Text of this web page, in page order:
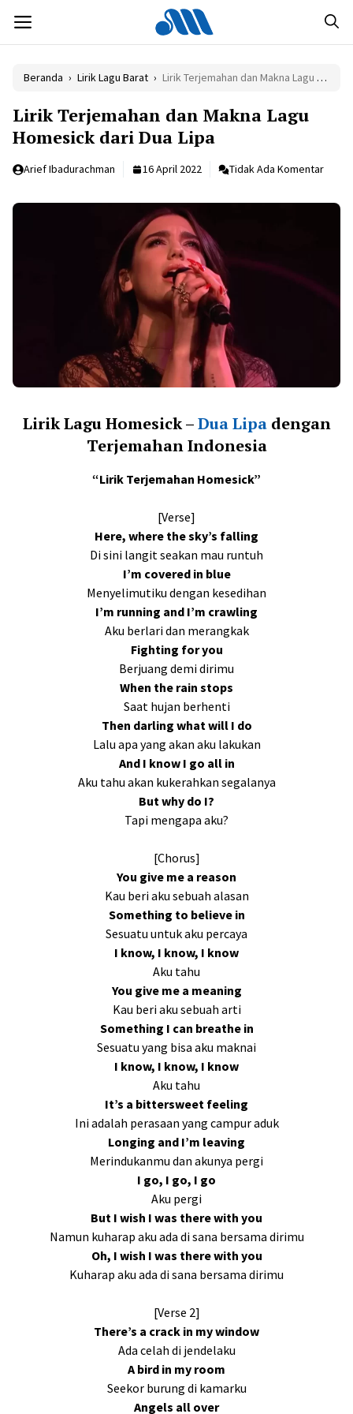
isi
MENU
Beranda › Lirik Lagu Barat › Lirik Terjemahan dan Makna Lagu Homesick dari Dua Lipa
Lirik Terjemahan dan Makna Lagu
Homesick dari Dua Lipa
Arief Ibadurachman 16 April 2022 Tidak Ada Komentar
Lirik Lagu Homesick –Dua Lipadengan
Terjemahan Indonesia
“Lirik Terjemahan Homesick”
[Verse]
Here, where the sky’s falling
Di sini langit seakan mau runtuh
I’m covered in blue
Menyelimutiku dengan kesedihan
I’m running and I’m crawling
Aku berlari dan merangkak
Fighting for you
Berjuang demi dirimu
When the rain stops
Saat hujan berhenti
Then darling what will I do
Lalu apa yang akan aku lakukan
And I know I go all in
Aku tahu akan kukerahkan segalanya
But why do I?
Tapi mengapa aku?
[Chorus]
You give me a reason
Kau beri aku sebuah alasan
Something to believe in
Sesuatu untuk aku percaya
I know, I know, I know
Aku tahu
You give me a meaning
Kau beri aku sebuah arti
Something I can breathe in
Sesuatu yang bisa aku maknai
I know, I know, I know
Aku tahu
It’s a bittersweet feeling
Ini adalah perasaan yang campur aduk
Longing and I’m leaving
Merindukanmu dan akunya pergi
I go, I go, I go
Aku pergi
But I wish I was there with you
Namun kuharap aku ada di sana bersama dirimu
Oh, I wish I was there with you
Kuharap aku ada di sana bersama dirimu
[Verse 2]
There’s a crack in my window
Ada celah di jendelaku
A bird in my room
Seekor burung di kamarku
Angels all over